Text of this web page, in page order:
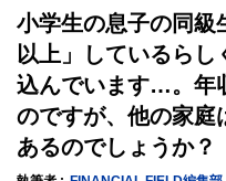
小学生の息子の同級
以上」しているら
込んでいます…。年
のですが、他の家庭
あるのでしょうか？